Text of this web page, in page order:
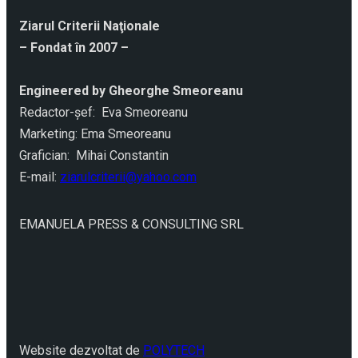
Ziarul Criterii Naţionale
– Fondat în 2007 –
Engineered by Gheorghe Smeoreanu
Redactor-şef: Eva Smeoreanu
Marketing: Ema Smeoreanu
Grafician: Mihai Constantin
E-mail: ziarulcriterii@yahoo.com
EMANUELA PRESS & CONSULTING SRL
Website dezvoltat de POLYTECH